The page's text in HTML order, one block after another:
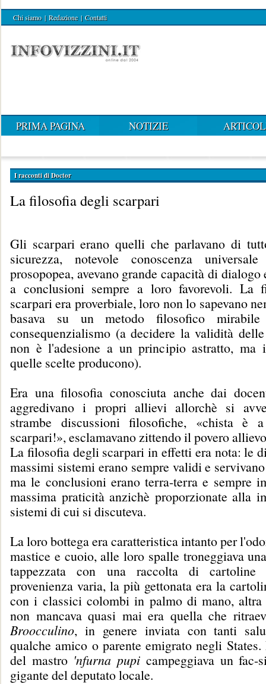
Chi siamo | Redazione | Contatti
PRIMA PAGINA NOTIZIE
I racconti di Doctor
La filosofia degli scarpari
Gli scarpari erano quelli che parlavano di
sicurezza, notevole conoscenza
prosopopea, avevano grande capacità di dialogo
a conclusioni sempre a loro favorevoli. La
scarpari era proverbiale, loro non lo sapevano
basava su un metodo filosofico
consequenzialismo (a decidere la validità
non è l'adesione a un principio astratto, ma
quelle scelte producono).
Era una filosofia conosciuta anche dai
aggredivano i propri allievi allorchè si
strambe discussioni filosofiche, «chista è
scarpari!», esclamavano zittendo il povero
La filosofia degli scarpari in effetti era nota: le
massimi sistemi erano sempre validi e
ma le conclusioni erano terra-terra e sempre
massima praticità anzichè proporzionate alla
sistemi di cui si discuteva.
La loro bottega era caratteristica intanto per
mastice e cuoio, alle loro spalle troneggiava
tappezzata con una raccolta di cartoline
provenienza varia, la più gettonata era la
con i classici colombi in palmo di mano, altra
non mancava quasi mai era quella che
Broocculino, in genere inviata con tanti
qualche amico o parente emigrato negli
del mastro 'nfurna pupi campeggiava un fac-
gigante del deputato locale.